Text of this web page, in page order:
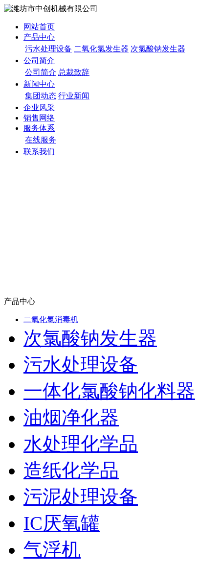
网站首页
产品中心
污水处理设备 二氧化氯发生器 次氯酸钠发生器
公司简介
公司简介 总裁致辞
新闻中心
集团动态 行业新闻
企业风采
销售网络
服务体系
在线服务
联系我们
产品中心
二氧化氯消毒机
次氯酸钠发生器
污水处理设备
一体化氯酸钠化料器
油烟净化器
水处理化学品
造纸化学品
污泥处理设备
IC厌氧罐
气浮机